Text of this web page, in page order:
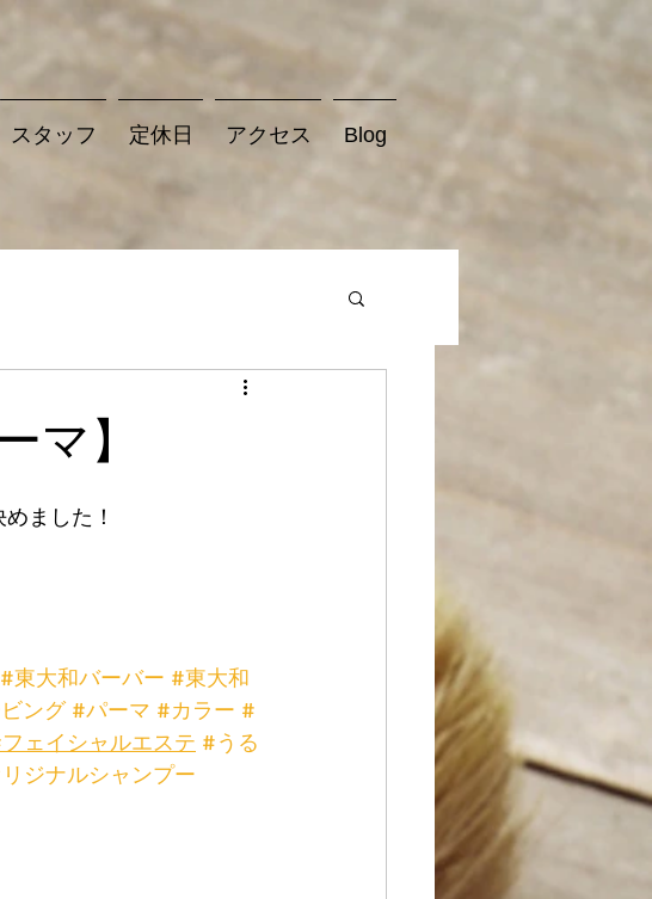
スタッフ 定休日 アクセス Blog
マ】
ました！
#東大和バーバー #東大和
ング #パーマ #カラー #
ェイシャルエステ #うる
ジナルシャンプー